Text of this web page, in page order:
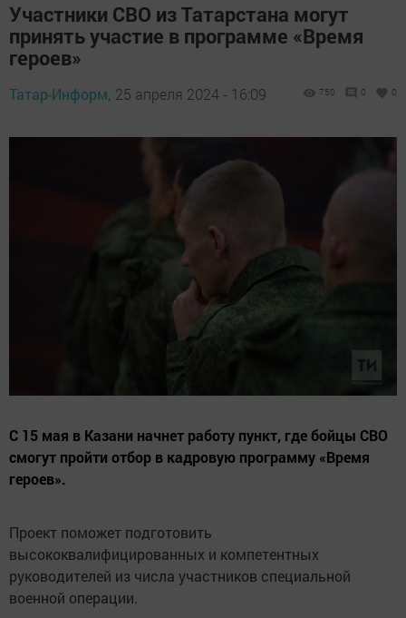
Участники СВО из Татарстана могут
принять участие в программе «Время
героев»
Татар-Информ, 25 апреля 2024 - 16:09 750 0 0
С 15 мая в Казани начнет работу пункт, где бойцы СВО
смогут пройти отбор в кадровую программу «Время
героев».
Проект поможет подготовить
высококвалифицированных и компетентных
руководителей из числа участников специальной
военной операции.